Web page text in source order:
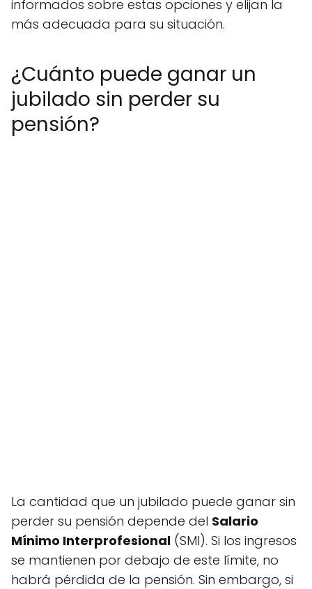
informados sobre estas opciones y elijan la
más adecuada para su situación.
¿Cuánto puede ganar un
jubilado sin perder su
pensión?
La cantidad que un jubilado puede ganar sin
perder su pensión depende del Salario
Mínimo Interprofesional (SMI). Si los ingresos
se mantienen por debajo de este límite, no
habrá pérdida de la pensión. Sin embargo, si